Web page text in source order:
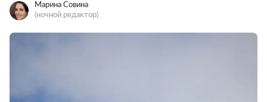
Марина Совина
(ночной редактор)